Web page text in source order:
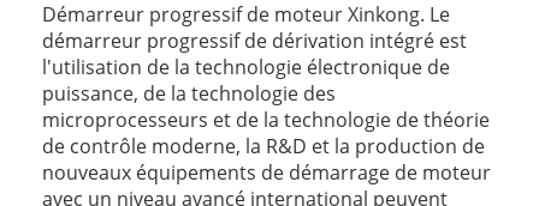
Démarreur progressif de moteur Xinkong. Le
démarreur progressif de dérivation intégré est
l'utilisation de la technologie électronique de
puissance, de la technologie des
microprocesseurs et de la technologie de théorie
de contrôle moderne, la R&D et la production de
nouveaux équipements de démarrage de moteur
avec un niveau avancé international peuvent